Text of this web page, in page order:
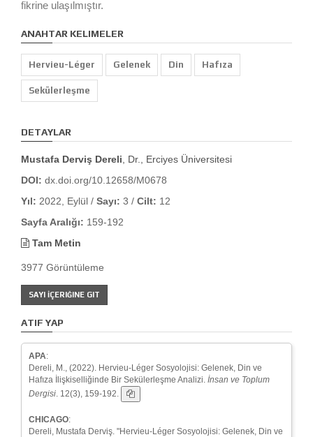
fikrine ulaşılmıştır.
ANAHTAR KELIMELER
Hervieu-Léger Gelenek Din Hafıza
Sekülerleşme
DETAYLAR
Mustafa Derviş Dereli , Dr., Erciyes Üniversitesi
DOI: dx.doi.org/10.12658/M0678
Yıl: 2022, Eylül / Sayı: 3 / Cilt: 12
Sayfa Aralığı: 159-192
Tam Metin
3977 Görüntüleme
SAYI İÇERIĞINE GIT
ATIF YAP
APA:
Dereli, M., (2022). Hervieu-Léger Sosyolojisi: Gelenek, Din ve
Hafıza İlişkiselliğinde Bir Sekülerleşme Analizi. İnsan ve Toplum
Dergisi . 12(3), 159-192.
CHICAGO:
Dereli, Mustafa Derviş. "Hervieu-Léger Sosyolojisi: Gelenek, Din ve